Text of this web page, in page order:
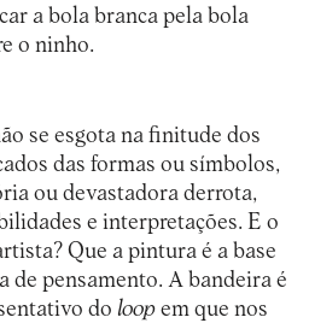
a bola branca pela bola
o ninho.
se esgota na finitude dos
das formas ou símbolos,
ou devastadora derrota,
e interpretações. E o
Que a pintura é a base
de pensamento. A bandeira é
do loopem que nos